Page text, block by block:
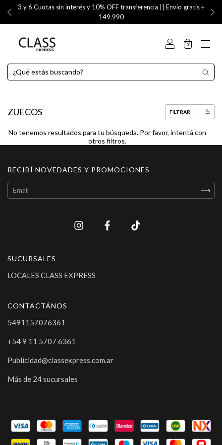
3 y 6 Cuotas sin interés y 10% OFF transferencia || Envío gratis +
149.990
0
ZUECOS FILTRAR
No tenemos resultados para tu búsqueda. Por favor, intentá con
otros filtros.
RECIBÍ NOVEDADES Y PROMOCIONES
SUCURSALES
LOCALES CLASS EXPRESS
CONTACTÁNOS
5491157076361
+54 9 11 5707 6361
Publicidad@classexpress.com.ar
Más de 24 sucursales